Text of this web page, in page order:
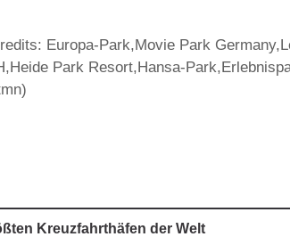
Europa-Park,Movie Park
Park Resort,Hansa-
Kreuzfahrthäfen der Welt